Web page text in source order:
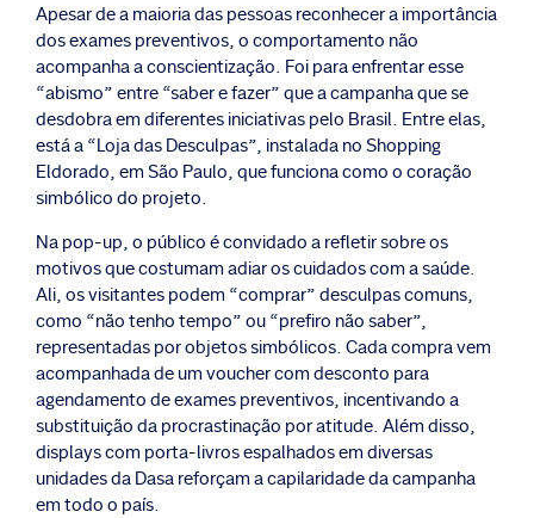
Apesar de a maioria das pessoas reconhecer a importância
dos exames preventivos, o comportamento não
acompanha a conscientização. Foi para enfrentar esse
“abismo” entre “saber e fazer” que a campanha que se
desdobra em diferentes iniciativas pelo Brasil. Entre elas,
está a “Loja das Desculpas”, instalada no Shopping
Eldorado, em São Paulo, que funciona como o coração
simbólico do projeto.
Na pop-up, o público é convidado a refletir sobre os
motivos que costumam adiar os cuidados com a saúde.
Ali, os visitantes podem “comprar” desculpas comuns,
como “não tenho tempo” ou “prefiro não saber”,
representadas por objetos simbólicos. Cada compra vem
acompanhada de um voucher com desconto para
agendamento de exames preventivos, incentivando a
substituição da procrastinação por atitude. Além disso,
displays com porta-livros espalhados em diversas
unidades da Dasa reforçam a capilaridade da campanha
em todo o país.